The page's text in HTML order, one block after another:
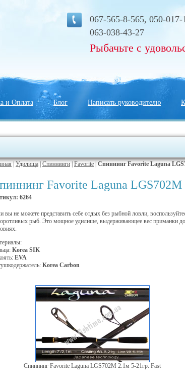
067-565-8-565, 050-017-
063-038-43-27
Рыбачьте с
и Оплата Блог Написать руководителю
Удилища Спиннинги Favorite Спиннинг Favorite Laguna
Favorite Laguna LGS702М
6264
вы не можете представить себе отдых без рыбной ловли,
рыб. Это мощное удилище, выдерживающее вес приманки
Korea SIK
EVA
Korea Carbon
Спиннинг Favorite Laguna LGS702М 2.1м 5-21гр. Fast